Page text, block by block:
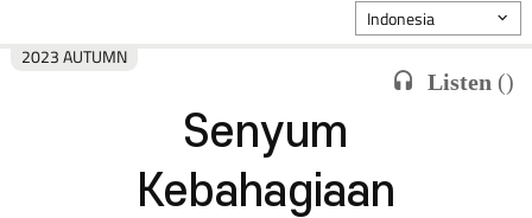
Listen ()
2023 AUTUMN
Indonesia
Senyum
Kebahagiaan